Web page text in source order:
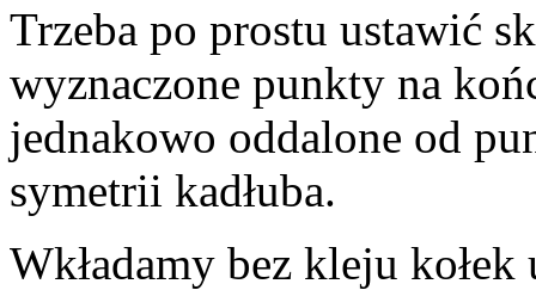
Trzeba po prostu ustawić
wyznaczone punkty na
jednakowo oddalone od
symetrii kadłuba.
Wkładamy bez kleju